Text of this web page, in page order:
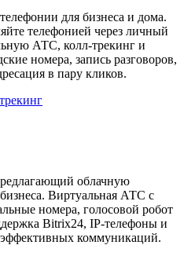
для бизнеса и дома.
телефонией через личный
АТС, колл-трекинг и
номера, запись разговоров,
в пару кликов.
облачную
Виртуальная АТС с
номера, голосовой робот
Bitrix24, IP-телефоны и
коммуникаций.